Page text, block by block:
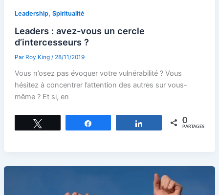
Leadership, Spiritualité
Leaders : avez-vous un cercle
d’intercesseurs ?
Par Roy King / 28/11/2019
Vous n’osez pas évoquer votre vulnérabilité ? Vous
hésitez à concentrer l’attention des autres sur vous-
même ? Et si, en
Partagez 0
PARTAGES